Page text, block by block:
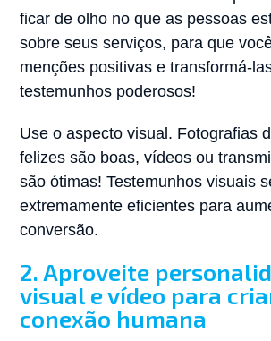
ficar de olho no que as pessoas
sobre seus serviços, para que
menções positivas e transformá-
testemunhos poderosos!
Use o aspecto visual. Fotografias
felizes são boas, vídeos ou
são ótimas! Testemunhos visuais
extremamente eficientes para
conversão.
2. Aproveite
visual e vídeo para
conexão humana